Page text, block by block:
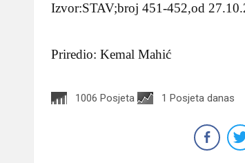
Izvor:STAV;broj 451-452,od
Priredio: Kemal Mahić
1006 Posjeta 1 Posjeta danas